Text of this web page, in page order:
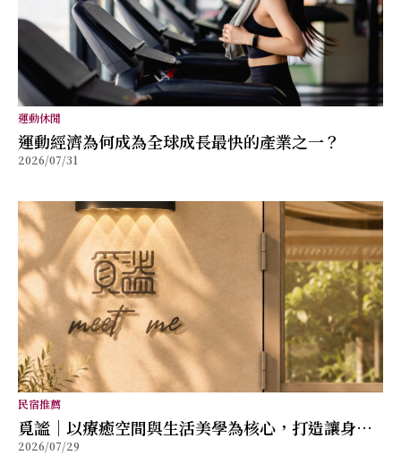
運動休閒
運動經濟為何成為全球成長最快的產業之一？
2026/07/31
民宿推薦
覓謐｜以療癒空間與生活美學為核心，打造讓身心
放鬆的質感生活提案
2026/07/29